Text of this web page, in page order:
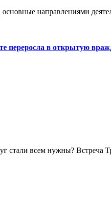
направлениями
переросла в открытую
стали всем нужны?